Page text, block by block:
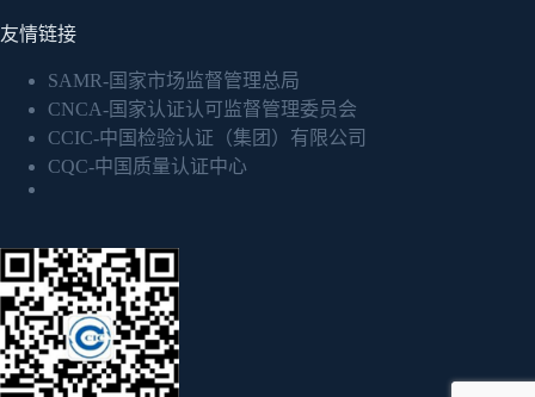
友情链接
SAMR-国家市场监督管理总局
CNCA-国家认证认可监督管理委员会
CCIC-中国检验认证（集团）有限公司
CQC-中国质量认证中心